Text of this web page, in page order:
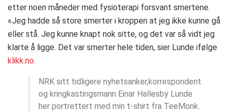
etter noen måneder med fysioterapi forsvant smertene.
«Jeg hadde så store smerter i kroppen at jeg ikke kunne gå
eller stå. Jeg kunne knapt nok sitte, og det var så vidt jeg
klarte å ligge. Det var smerter hele tiden, sier Lunde ifølge
klikk.no.
NRK sitt tidligere nyhetsanker,korrespondent
og kringkastingsmann Einar Hallesby Lunde
her portrettert med min t-shirt fra TeeMonk.